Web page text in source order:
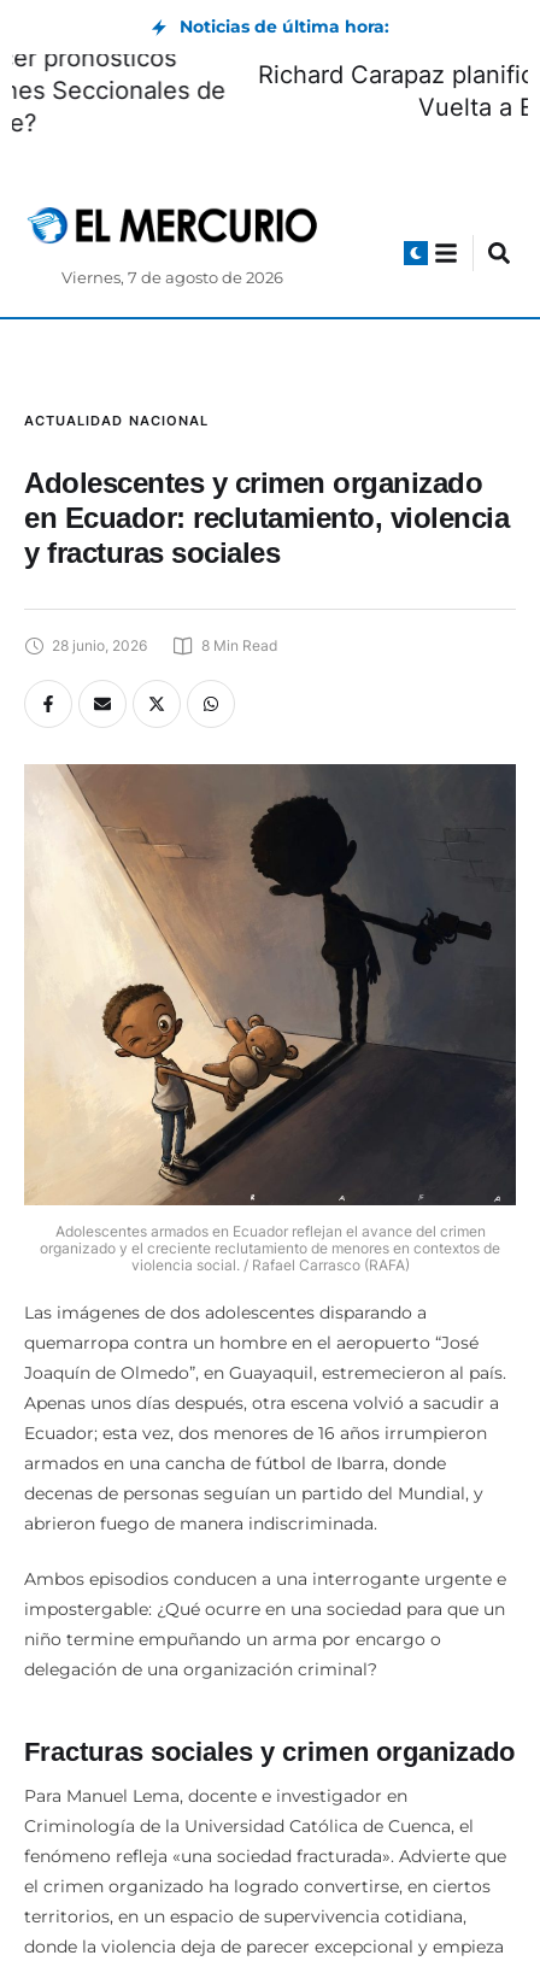
Noticias de última hora:
¿Quiénes pueden hacer pronósticos
electorales en las Elecciones Seccionales de
Adolescentes y crimen organizado
en Ecuador: reclutamiento, violencia
y fracturas sociales
Adolescentes armados en Ecuador reflejan el avance del crimen
organizado y el creciente reclutamiento de menores en contextos de
Las imágenes de dos adolescentes disparando a
quemarropa contra un hombre en el aeropuerto “José
Joaquín de Olmedo”, en Guayaquil, estremecieron al país.
Apenas unos días después, otra escena volvió a sacudir a
Ecuador; esta vez, dos menores de 16 años irrumpieron
armados en una cancha de fútbol de Ibarra, donde
decenas de personas seguían un partido del Mundial, y
Ambos episodios conducen a una interrogante urgente e
impostergable: ¿Qué ocurre en una sociedad para que un
niño termine empuñando un arma por encargo o
Fracturas sociales y crimen organizado
Para Manuel Lema, docente e investigador en
Criminología de la Universidad Católica de Cuenca, el
fenómeno refleja «una sociedad fracturada». Advierte que
el crimen organizado ha logrado convertirse, en ciertos
territorios, en un espacio de supervivencia cotidiana,